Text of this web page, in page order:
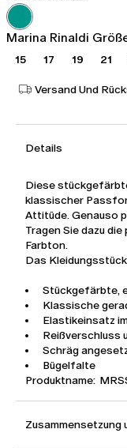
175,00
€
105,00
€
Marina Rinaldi
15 17 19 21
Versand Und
Details
Diese
klassischer
Attitüde. Genauso
Tragen Sie dazu
Farbton.
Das
Stückgefärbte,
Klassische
Elastikeinsatz
Reißverschluss
Schräg
Bügelfalte
Produktname:
Zusammensetzung